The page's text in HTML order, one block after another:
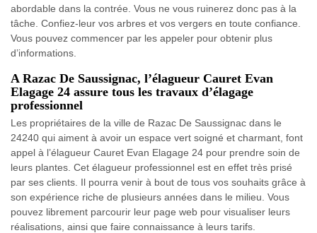
abordable dans la contrée. Vous ne vous ruinerez donc pas à la
tâche. Confiez-leur vos arbres et vos vergers en toute confiance.
Vous pouvez commencer par les appeler pour obtenir plus
d’informations.
A Razac De Saussignac, l’élagueur Cauret Evan
Elagage 24 assure tous les travaux d’élagage
professionnel
Les propriétaires de la ville de Razac De Saussignac dans le
24240 qui aiment à avoir un espace vert soigné et charmant, font
appel à l’élagueur Cauret Evan Elagage 24 pour prendre soin de
leurs plantes. Cet élagueur professionnel est en effet très prisé
par ses clients. Il pourra venir à bout de tous vos souhaits grâce à
son expérience riche de plusieurs années dans le milieu. Vous
pouvez librement parcourir leur page web pour visualiser leurs
réalisations, ainsi que faire connaissance à leurs tarifs.